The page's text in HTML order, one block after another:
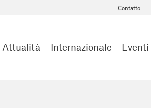
Contatto
Attualità Internazionale Eventi